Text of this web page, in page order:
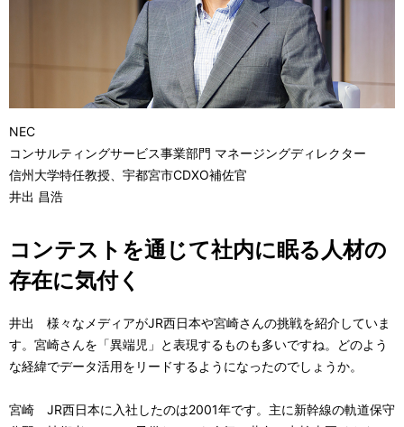
NEC
コンサルティングサービス事業部門 マネージングディレクター
信州大学特任教授、宇都宮市CDXO補佐官
井出 昌浩
コンテストを通じて社内に眠る人材の
存在に気付く
井出 様々なメディアがJR西日本や宮崎さんの挑戦を紹介していま
す。宮崎さんを「異端児」と表現するものも多いですね。どのよう
な経緯でデータ活用をリードするようになったのでしょうか。
宮崎 JR西日本に入社したのは2001年です。主に新幹線の軌道保守